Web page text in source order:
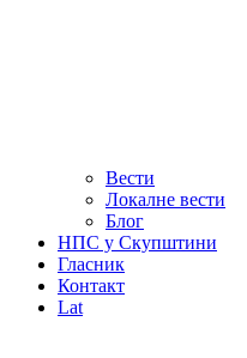
Вести
Локалне вести
Блог
НПС у Скупштини
Гласник
Контакт
Lat